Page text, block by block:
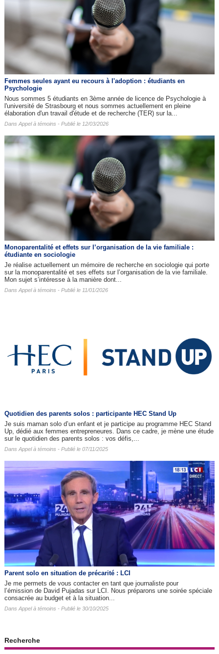
Femmes seules ayant eu recours à l'adoption : étudiants en
Psychologie
Nous sommes 5 étudiants en 3ème année de licence de Psychologie à
l'université de Strasbourg et nous sommes actuellement en pleine
élaboration d'un travail d'étude et de recherche (TER) sur la...
Dans Appel à témoins - Publié le 12/03/2026
Monoparentalité et effets sur l’organisation de la vie familiale :
étudiante en sociologie
Je réalise actuellement un mémoire de recherche en sociologie qui porte
sur la monoparentalité et ses effets sur l’organisation de la vie familiale.
Mon sujet s’intéresse à la manière dont...
Dans Appel à témoins - Publié le 11/01/2026
Quotidien des parents solos : participante HEC Stand Up
Je suis maman solo d’un enfant et je participe au programme HEC Stand
Up, dédié aux femmes entrepreneures. Dans ce cadre, je mène une étude
sur le quotidien des parents solos : vos défis,...
Dans Appel à témoins - Publié le 07/11/2025
Parent solo en situation de précarité : LCI
Je me permets de vous contacter en tant que journaliste pour
l’émission de David Pujadas sur LCI. Nous préparons une soirée spéciale
consacrée au budget et à la situation...
Dans Appel à témoins - Publié le 30/10/2025
Recherche